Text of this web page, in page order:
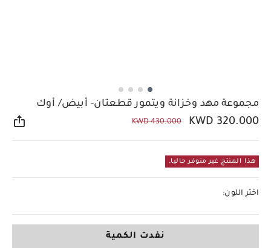
مجموعة مهد وخزانة ويتمور قطعتان- أبيض/ أوك
KWD 320.000
KWD 430.000
هذا المنتج غير متوفر حاليا.
اختر اللون:
نفدت الكمية